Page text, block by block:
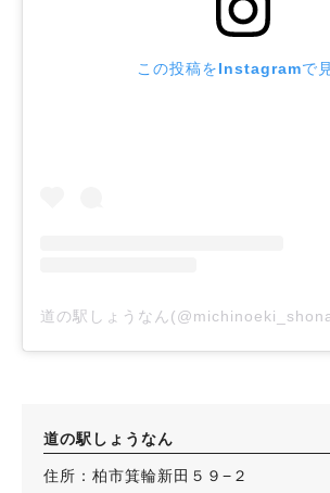
この投稿をInstagramで
道の駅しょうなん
住所：柏市箕輪新田５９−２